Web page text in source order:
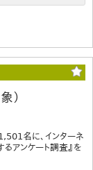
）
名に、インターネ
るアンケート調査』を